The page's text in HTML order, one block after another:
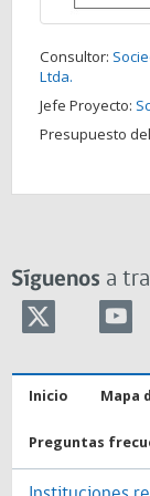
Consultor:
Ltda.
Jefe Proyecto:
Presupuesto
Síguenos a
Inicio Mapa
Preguntas